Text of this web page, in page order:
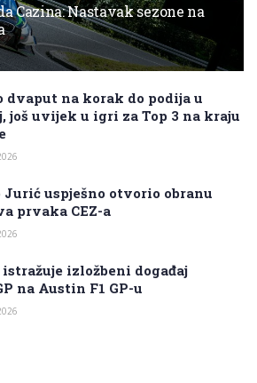
Cazina: Nastavak sezone na
dvaput na korak do podija u
još uvijek u igri za Top 3 na kraju
Jurić uspješno otvorio obranu
prvaka CEZ-a
istražuje izložbeni događaj
na Austin F1 GP-u